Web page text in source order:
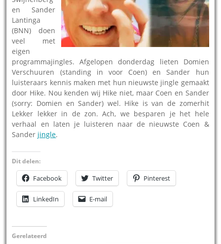
en Sander
Lantinga
(BNN) doen
veel met
eigen
programmajingles. Afgelopen donderdag lieten Domien
Verschuuren (standing in voor Coen) en Sander hun
luisteraars kennis maken met hun nieuwste jingle gemaakt
door Hike. Nou kenden wij Hike niet, maar Coen en Sander
(sorry: Domien en Sander) wel. Hike is van de zomerhit
Lekker lekker in de zon. Ach, we besparen je het hele
verhaal en laten je luisteren naar de nieuwste Coen &
Sander jingle.
Dit delen:
Facebook Twitter Pinterest
LinkedIn E-mail
Gerelateerd